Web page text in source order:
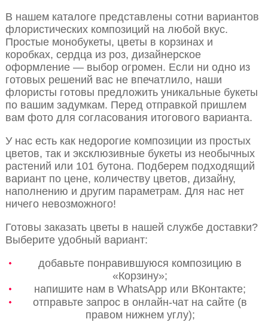
В нашем каталоге представлены сотни вариантов
флористических композиций на любой вкус.
Простые монобукеты, цветы в корзинах и
коробках, сердца из роз, дизайнерское
оформление — выбор огромен. Если ни одно из
готовых решений вас не впечатлило, наши
флористы готовы предложить уникальные букеты
по вашим задумкам. Перед отправкой пришлем
вам фото для согласования итогового варианта.
У нас есть как недорогие композиции из простых
цветов, так и эксклюзивные букеты из необычных
растений или 101 бутона. Подберем подходящий
вариант по цене, количеству цветов, дизайну,
наполнению и другим параметрам. Для нас нет
ничего невозможного!
Готовы заказать цветы в нашей службе доставки?
Выберите удобный вариант:
добавьте понравившуюся композицию в
«Корзину»;
напишите нам в WhatsApp или ВКонтакте;
отправьте запрос в онлайн-чат на сайте (в
правом нижнем углу);